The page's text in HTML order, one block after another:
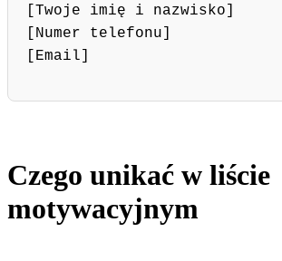
[Twoje imię i nazwisko]
[Numer telefonu]
[Email]
Czego unikać w liście
motywacyjnym